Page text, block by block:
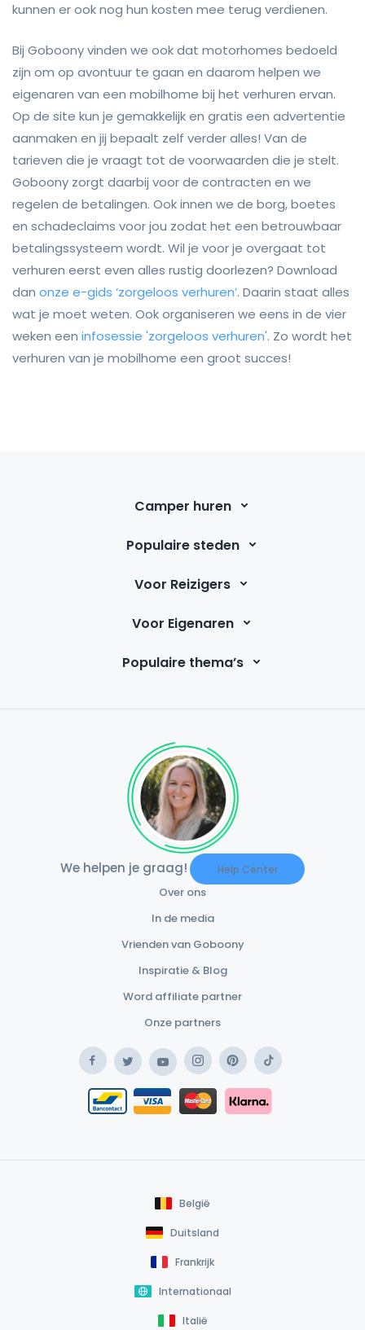
kunnen er ook nog hun kosten mee terug verdienen.
Bij Goboony vinden we ook dat motorhomes bedoeld
zijn om op avontuur te gaan en daarom helpen we
eigenaren van een mobilhome bij het verhuren ervan.
Op de site kun je gemakkelijk en gratis een advertentie
aanmaken en jij bepaalt zelf verder alles! Van de
tarieven die je vraagt tot de voorwaarden die je stelt.
Goboony zorgt daarbij voor de contracten en we
regelen de betalingen. Ook innen we de borg, boetes
en schadeclaims voor jou zodat het een betrouwbaar
betalingssysteem wordt. Wil je voor je overgaat tot
verhuren eerst even alles rustig doorlezen? Download
dan onze e-gids ‘zorgeloos verhuren’. Daarin staat alles
wat je moet weten. Ook organiseren we eens in de vier
weken een infosessie 'zorgeloos verhuren'. Zo wordt het
verhuren van je mobilhome een groot succes!
Camper huren
Populaire steden
Voor Reizigers
Voor Eigenaren
Populaire thema’s
We helpen je graag! Help Center
Over ons
In de media
Vrienden van Goboony
Inspiratie & Blog
Word affiliate partner
Onze partners
FacebookTwitterYouTubeInstagramPinterestTikTok
Bancontact / Mister Cash
Safe Payment Card
Safe Payment Klarna
België
Duitsland
Frankrijk
Internationaal
Italië